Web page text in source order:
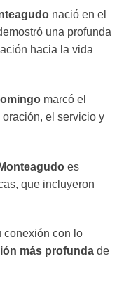
nació en el
una profunda
hacia la vida
marcó el
el servicio y
es
que incluyeron
conexión con lo
más profunda de